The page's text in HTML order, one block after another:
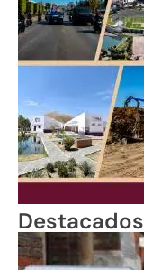
Destacados